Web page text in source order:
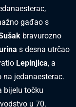
gađao s
bravurozno
s desna utrčao
Lepinjica, a
na jedanaesterac.
bijelu točku
u 70.